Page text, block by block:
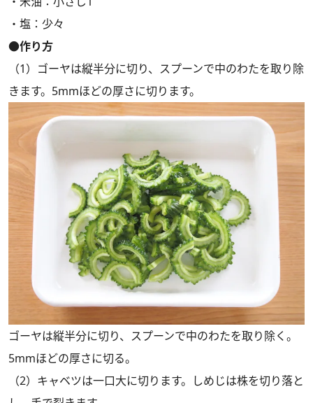
・塩：少々
●作り方
（1）ゴーヤは縦半分に切り、スプーンで中のわたを取り除
きます。5mmほどの厚さに切ります。
ゴーヤは縦半分に切り、スプーンで中のわたを取り除く。
5mmほどの厚さに切る。
（2）キャベツは一口大に切ります。しめじは株を切り落と